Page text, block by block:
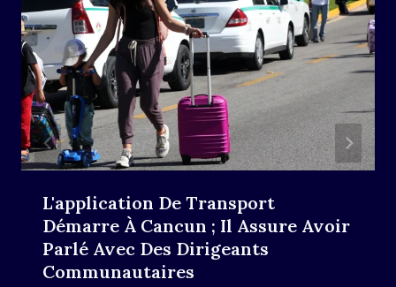
L'application De Transport
Démarre À Cancun ; Il Assure Avoir
Parlé Avec Des Dirigeants
Communautaires